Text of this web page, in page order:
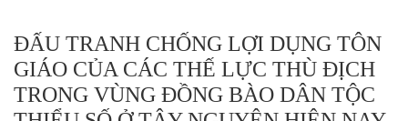
ĐẤU TRANH CHỐNG LỢI DỤNG TÔN
GIÁO CỦA CÁC THẾ LỰC THÙ ĐỊCH
TRONG VÙNG ĐỒNG BÀO DÂN TỘC